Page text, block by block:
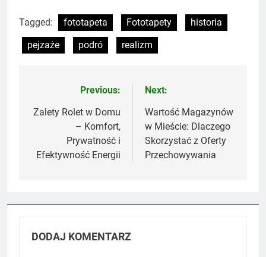
Tagged: fototapeta Fototapety
historia
pejzaże
podró realizm
Nawigacja
wpisu
Previous:
Zalety Rolet w Domu
– Komfort,
Prywatność i
Efektywność Energii
Next:
Wartość Magazynów
w Mieście: Dlaczego
Skorzystać z Oferty
Przechowywania
DODAJ KOMENTARZ